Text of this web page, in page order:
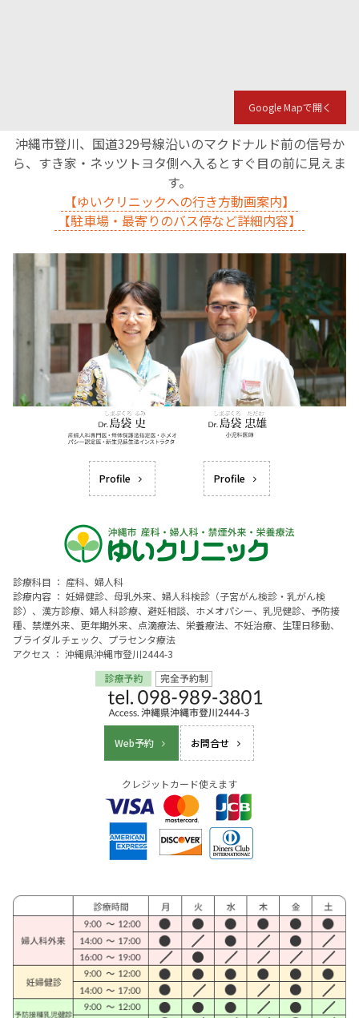
Google Mapで開く
沖縄市登川、国道329号線沿いのマクドナルド前の信号か
ら、すき家・ネッツトヨタ側へ入るとすぐ目の前に見えま
す。
【ゆいクリニックへの行き方動画案内】
【駐車場・最寄りのバス停など詳細内容】
Profile Profile
診療科目 ： 産科、婦人科
診療内容 ： 妊婦健診、母乳外来、婦人科検診（子宮がん検診・乳がん検
診）、漢方診療、婦人科診療、避妊相談、ホメオパシー、乳児健診、予防接
種、禁煙外来、更年期外来、点滴療法、栄養療法、不妊治療、生理日移動、
ブライダルチェック、プラセンタ療法
アクセス ： 沖縄県沖縄市登川2444-3
Web予約 お問合せ
クレジットカード使えます